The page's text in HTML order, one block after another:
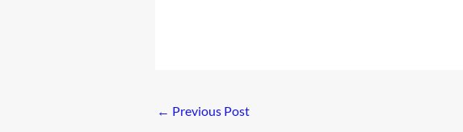
← Previous Post